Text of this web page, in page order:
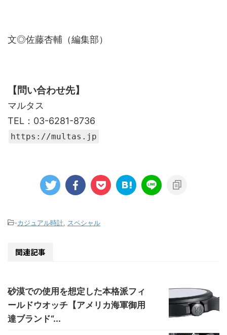
文◎佐藤杏輔（編集部）
【問い合わせ先】
マルタス
TEL：03-6281-8736
https://multas.jp
-カジュアル時計 スペシャル
関連記事
砂漠での使用を想定した本格派フィ
ールドウオッチ【アメリカ海軍御用
達ブランド“...